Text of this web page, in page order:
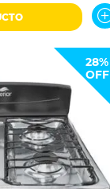
28%
OFF